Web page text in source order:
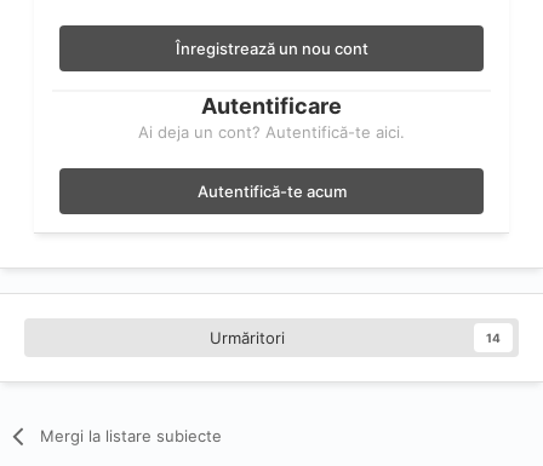
Înregistrează un nou cont
Autentificare
Ai deja un cont? Autentifică-te aici.
Autentifică-te acum
Urmăritori 14
Mergi la listare subiecte